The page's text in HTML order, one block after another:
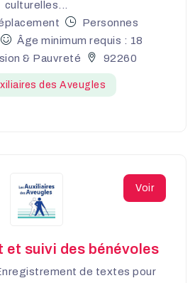
culturelles...
Personnes
Âge minimum requis : 18
& Pauvreté 92260
des Aveugles
Voir
et suivi des bénévoles
de textes pour